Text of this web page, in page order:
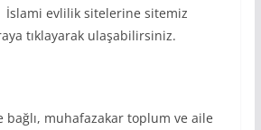
İslami evlilik sitelerine sitemiz
tıklayarak ulaşabilirsiniz.
bağlı, muhafazakar toplum ve aile